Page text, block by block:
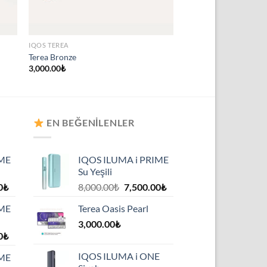
IQOS TEREA
Terea Bronze
3,000.00₺
₺Şu
fiyat:
7,500.00₺.
₺Şu
fiyat:
EN BEĞENILENLER
IQOS ILUMA i PRIME
Su Yeşili
8,000.00₺ Orijinal
8,000.00₺.
7,500.00₺Şu
Terea Oasis Pearl
3,000.00₺
IQOS ILUMA i ONE